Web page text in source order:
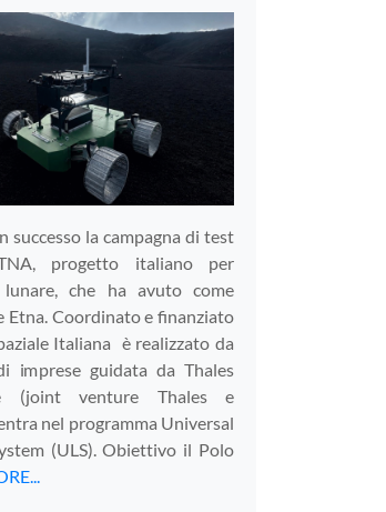
successo la campagna di test
progetto italiano per
lunare, che ha avuto come
Etna. Coordinato e finanziato
Italiana è realizzato da
imprese guidata da Thales
(joint venture Thales e
nel programma Universal
(ULS). Obiettivo il Polo